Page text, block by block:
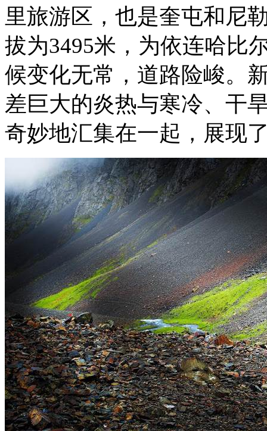
里旅游区，也是奎屯和尼
拔为3495米，为依连哈比
候变化无常，道路险峻。
差巨大的炎热与寒冷、干
奇妙地汇集在一起，展现